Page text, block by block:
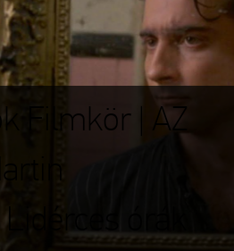
Filmkör | AZ
órák